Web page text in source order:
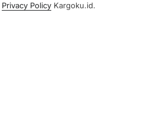
Privacy Policy Kargoku.id.